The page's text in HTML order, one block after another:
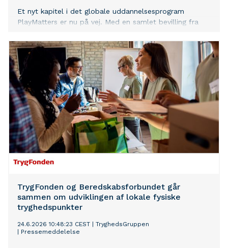
Et nyt kapitel i det globale uddannelsesprogram
PlayMatters er nu på vej. Med en samlet bevilling fra
hvoraf PlanBørnefonden forvalter 15,4 millioner USD
(ca. 99 mio. DKK), går programmet ind i sin tredje fase
med ambitionen om at nå millioner af børn i nogle af
verdens mest skrøbelige kontekster.
TrygFonden og Beredskabsforbundet går
sammen om udviklingen af lokale fysiske
tryghedspunkter
24.6.2026 10:48:23 CEST
TryghedsGruppen
Pressemeddelelse